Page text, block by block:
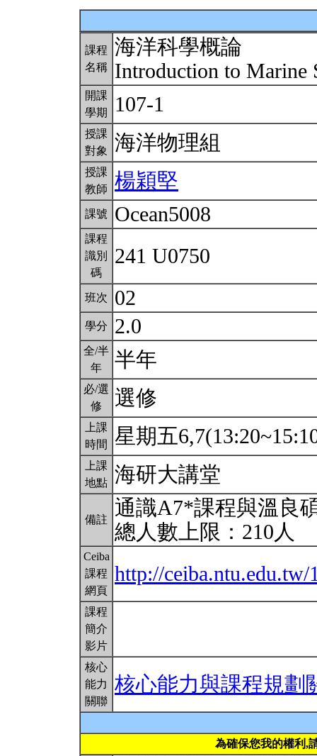
課程
名稱
海洋科學概論
Introduction to Marine
開課
學期
107-1
授課
對象
海洋物理組
授課
教師
楊穎堅
課號 Ocean5008
課程
識別
碼
241 U0750
班次 02
學分 2.0
全/半
年
半年
必/選
修
選修
上課
時間
星期五
上課
地點 海研大講堂
備註
通識A7*課程與溫良
總人數上限：210人
Ceiba
課程
網頁
http://ceiba.ntu.edu.tw/
課程
簡介
影片
核心
能力
關聯
核心能力與課程規劃
為確保您我的權利,